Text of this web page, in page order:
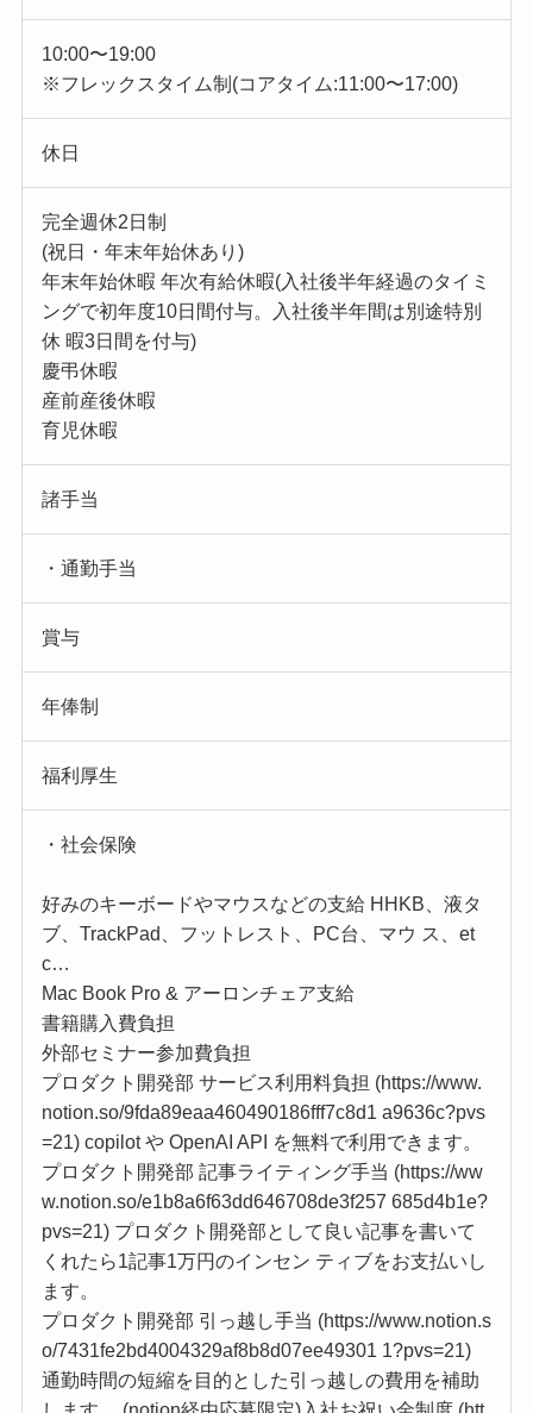
10:00〜19:00
※フレックスタイム制(コアタイム:11:00〜17:00)
休日
完全週休2日制
(祝日・年末年始休あり)
年末年始休暇 年次有給休暇(入社後半年経過のタイミ
ングで初年度10日間付与。入社後半年間は別途特別
休 暇3日間を付与)
慶弔休暇
産前産後休暇
育児休暇
諸手当
・通勤手当
賞与
年俸制
福利厚生
・社会保険
好みのキーボードやマウスなどの支給 HHKB、液タ
ブ、TrackPad、フットレスト、PC台、マウ ス、et
c…
Mac Book Pro & アーロンチェア支給
書籍購入費負担
外部セミナー参加費負担
プロダクト開発部 サービス利用料負担 (https://www.
notion.so/9fda89eaa460490186fff7c8d1 a9636c?pvs
=21) copilot や OpenAI API を無料で利用できます。
プロダクト開発部 記事ライティング手当 (https://ww
w.notion.so/e1b8a6f63dd646708de3f257 685d4b1e?
pvs=21) プロダクト開発部として良い記事を書いて
くれたら1記事1万円のインセン ティブをお支払いし
ます。
プロダクト開発部 引っ越し手当 (https://www.notion.s
o/7431fe2bd4004329af8b8d07ee49301 1?pvs=21)
通勤時間の短縮を目的とした引っ越しの費用を補助